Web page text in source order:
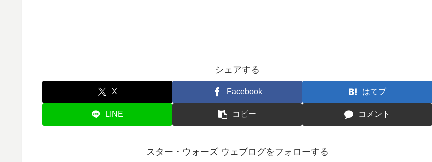
シェアする
X Facebook はてブ
LINE コピー コメント
スター・ウォーズ ウェブログをフォローする